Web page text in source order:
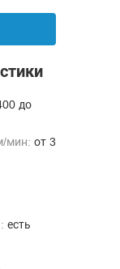
до
мин: от 3
есть